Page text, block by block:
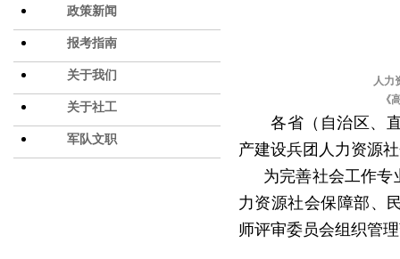
政策新闻
报考指南
关于我们
关于社工
军队文职
人力
《
各省（自治区、
产建设兵团人力资源
为完善社会工作
力资源社会保障部、
师评审委员会组织管